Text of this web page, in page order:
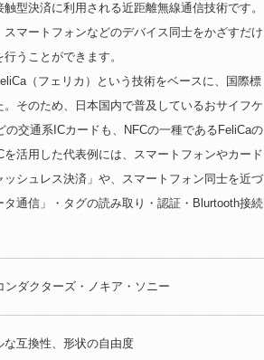
型決済に利用される近距離無線通信技術です。
マートフォンなどのデバイス同士をかざすだけ
うことができます。
（フェリカ）という技術をベースに、国際標
そのため、日本国内で普及しているおサイフケ
の交通系ICカードも、NFCの一種であるFeliCaの
活用した代表例には、スマートフォンやカード
シュレス決済」や、スマートフォン同士を近づ
通信」・タグの読み取り・認証・Blurtooth接続
ンダクターズ・ノキア・ソニー
な互換性、形状の自由度